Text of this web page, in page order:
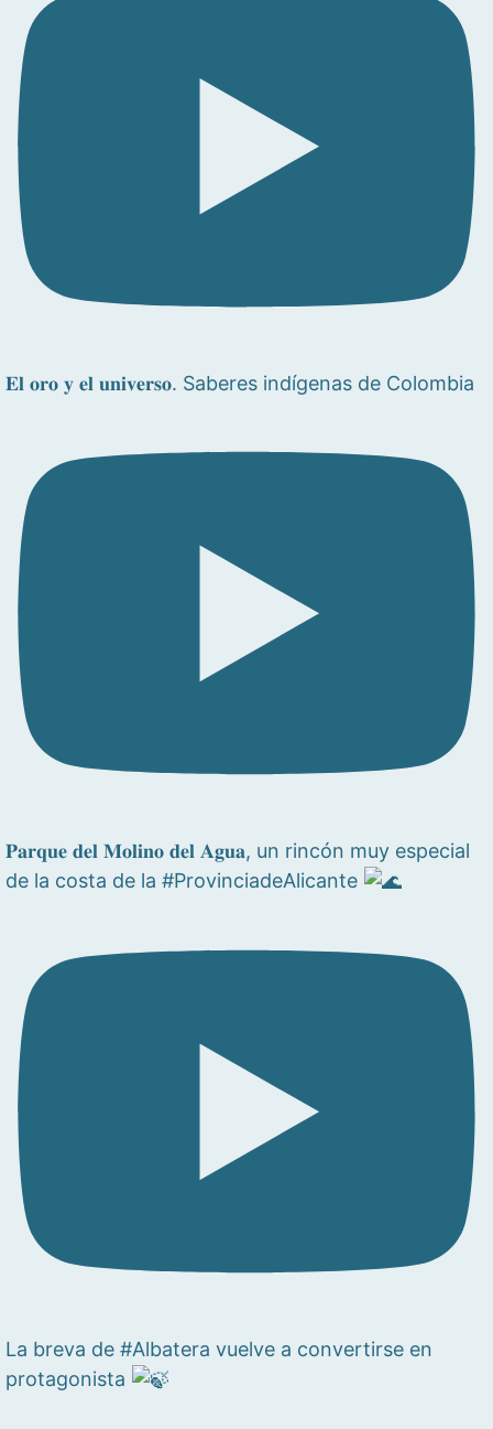
𝐄𝐥 𝐨𝐫𝐨 𝐲 𝐞𝐥 𝐮𝐧𝐢𝐯𝐞𝐫𝐬𝐨. Saberes indígenas de Colombia
𝐏𝐚𝐫𝐪𝐮𝐞 𝐝𝐞𝐥 𝐌𝐨𝐥𝐢𝐧𝐨 𝐝𝐞𝐥 𝐀𝐠𝐮𝐚, un rincón muy especial
de la costa de la #ProvinciadeAlicante
La breva de #Albatera vuelve a convertirse en
protagonista